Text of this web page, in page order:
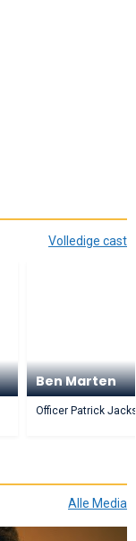
Volledige cast
Ben Marten
Officer Patrick
Alle Media